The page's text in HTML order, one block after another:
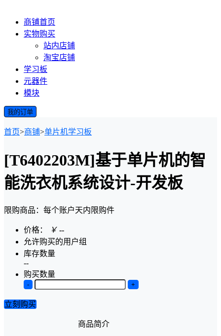
商铺首页
实物购买
站内店铺
淘宝店铺
学习板
元器件
模块
我的订单
首页>商铺>单片机学习板
[T6402203M]基于单片机的智
能洗衣机系统设计-开发板
限购商品：每个账户天内 限购件
价格： ￥ --
允许购买的用户组
库存数量
--
购买数量
- +
立刻购买
商品简介